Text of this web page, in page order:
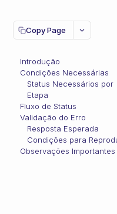
Copy Page
Introdução
Condições Necessárias
Status Necessários por
Etapa
Fluxo de Status
Validação do Erro
Resposta Esperada
Condições para
Observações Importantes